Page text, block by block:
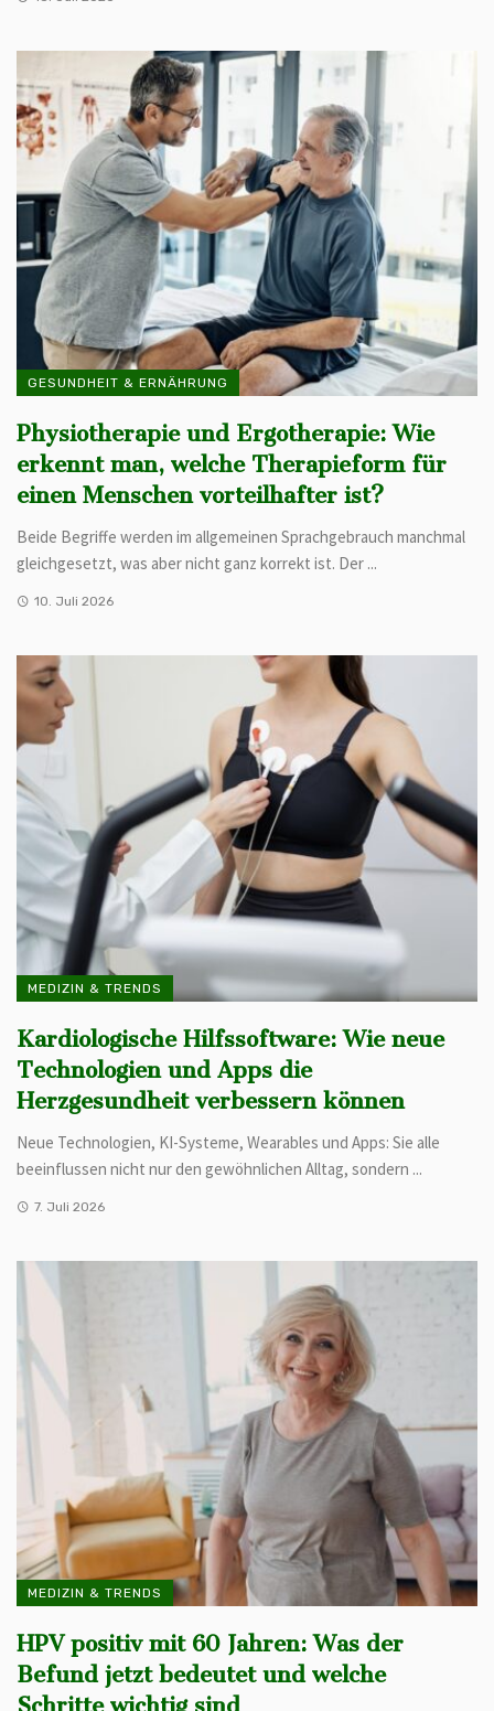
GESUNDHEIT & ERNÄHRUNG
Physiotherapie und Ergotherapie: Wie
erkennt man, welche Therapieform für
einen Menschen vorteilhafter ist?
Beide Begriffe werden im allgemeinen Sprachgebrauch manchmal
gleichgesetzt, was aber nicht ganz korrekt ist. Der ...
10. Juli 2026
MEDIZIN & TRENDS
Kardiologische Hilfssoftware: Wie neue
Technologien und Apps die
Herzgesundheit verbessern können
Neue Technologien, KI-Systeme, Wearables und Apps: Sie alle
beeinflussen nicht nur den gewöhnlichen Alltag, sondern ...
7. Juli 2026
MEDIZIN & TRENDS
HPV positiv mit 60 Jahren: Was der
Befund jetzt bedeutet und welche
Schritte wichtig sind